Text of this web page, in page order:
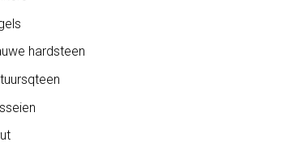
hardsteen